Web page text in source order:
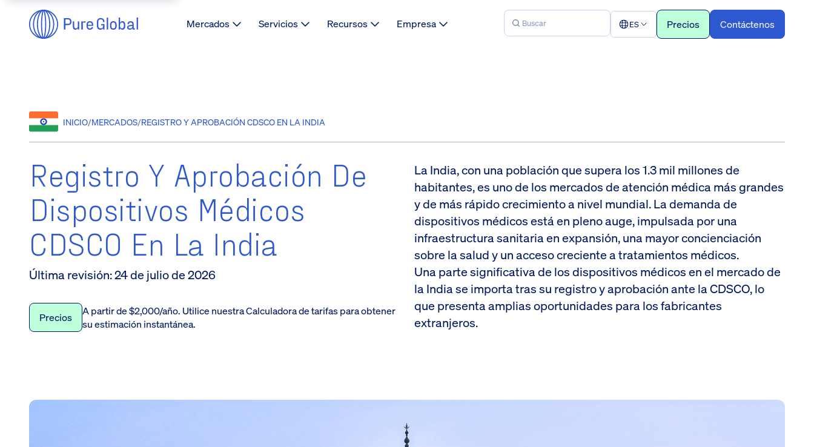
Mercados Servicios Recursos Empresa ES Precios Contáctenos
INICIO/MERCADOS/REGISTRO Y APROBACIÓN CDSCO EN LA INDIA
Registro Y Aprobación De
Dispositivos Médicos
CDSCO En La India
Última revisión:24 de julio de 2026
Precios
A partir de $2,000/año. Utilice nuestra Calculadora de tarifas para obtener
su estimación instantánea.
La India, con una población que supera los 1.3 mil millones de
habitantes, es uno de los mercados de atención médica más grandes
y de más rápido crecimiento a nivel mundial. La demanda de
dispositivos médicos está en pleno auge, impulsada por una
infraestructura sanitaria en expansión, una mayor concienciación
sobre la salud y un acceso creciente a tratamientos médicos.
Una parte significativa de los dispositivos médicos en el mercado de
la India se importa tras su registro y aprobación ante la CDSCO, lo
que presenta amplias oportunidades para los fabricantes
extranjeros.